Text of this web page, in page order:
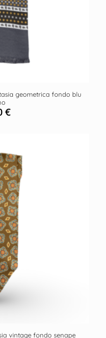
geometrica fondo blu
€
vintage fondo senape